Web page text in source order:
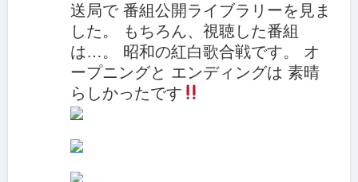
送局で 番組公開ライブラリーを見ま
した。 もちろん、視聴した番組
は…。 昭和の紅白歌合戦です。 オ
ープニングと エンディングは 素晴
らしかったです